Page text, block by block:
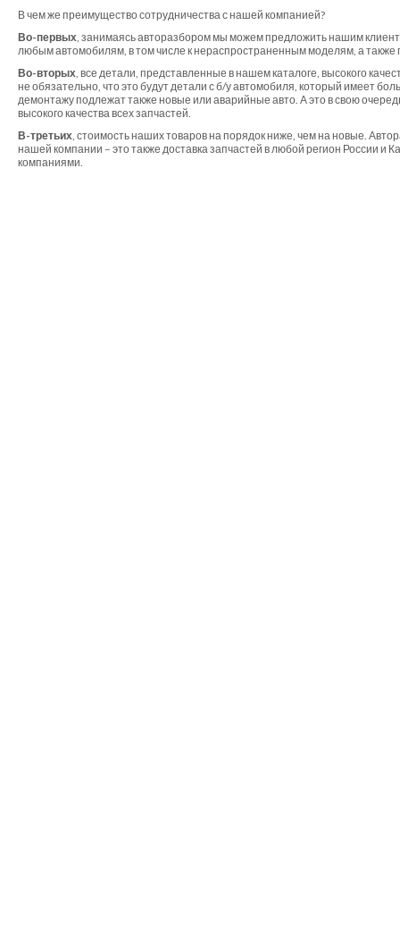
В чем же преимущество сотрудничества с нашей компанией?
Во-первых, занимаясь авторазбором мы можем предложить нашим
любым автомобилям, в том числе к нераспространенным моделям, а также
Во-вторых, все детали, представленные в нашем каталоге, высокого
не обязательно, что это будут детали с б/у автомобиля, который имеет
демонтажу подлежат также новые или аварийные авто. А это в свою
высокого качества всех запчастей.
В-третьих, стоимость наших товаров на порядок ниже, чем на новые.
нашей компании – это также доставка запчастей в любой регион России и
компаниями.